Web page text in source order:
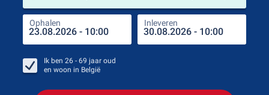
Ophalen Inleveren
Ik ben 26 - 69 jaar oud
en woon in België